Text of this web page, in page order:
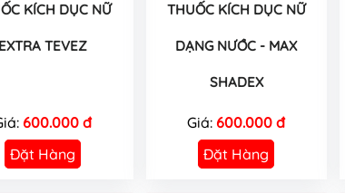
KÍCH DỤC NỮ
EXTRA TEVEZ
600.000 đ
Đặt Hàng
THUỐC KÍCH DỤC NỮ
DẠNG NƯỚC - MAX
SHADEX
Giá: 600.000 đ
Đặt Hàng